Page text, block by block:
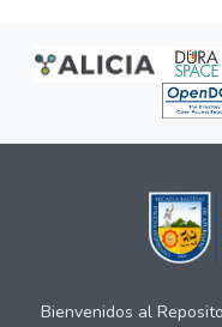
Bienvenidos al